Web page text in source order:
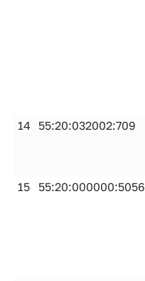
14
55:20:032002:709
15
55:20:000000:5056